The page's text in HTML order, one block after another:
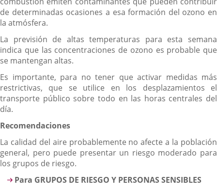
de determinadas ocasiones a esa formación del ozono en
la atmósfera.
La previsión de altas temperaturas para esta semana
indica que las concentraciones de ozono es probable que
se mantengan altas.
Es importante, para no tener que activar medidas más
restrictivas, que se utilice en los desplazamientos el
transporte público sobre todo en las horas centrales del
día.
Recomendaciones
La calidad del aire probablemente no afecte a la población
general, pero puede presentar un riesgo moderado para
los grupos de riesgo.
Para GRUPOS DE RIESGO Y PERSONAS SENSIBLES